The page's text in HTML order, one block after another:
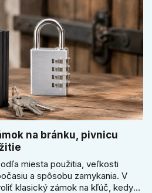
na bránku, pivnicu
miesta použitia, veľkosti
a spôsobu zamykania. V
klasický zámok na kľúč, kedy